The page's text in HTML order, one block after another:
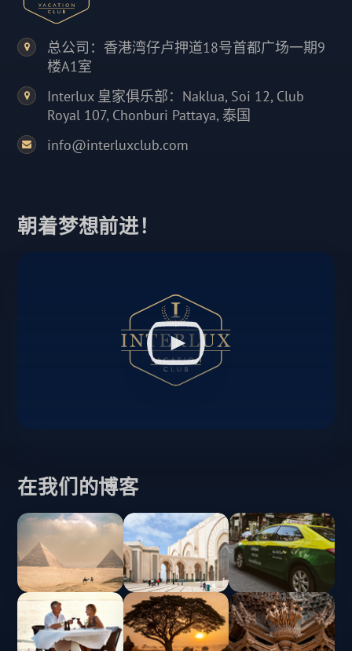
总公司：香港湾仔卢押道18号首都广场一期9
楼A1室
Interlux 皇家俱乐部：Naklua, Soi 12, Club
Royal 107, Chonburi Pattaya, 泰国
info@interluxclub.com
朝着梦想前进！
在我们的博客